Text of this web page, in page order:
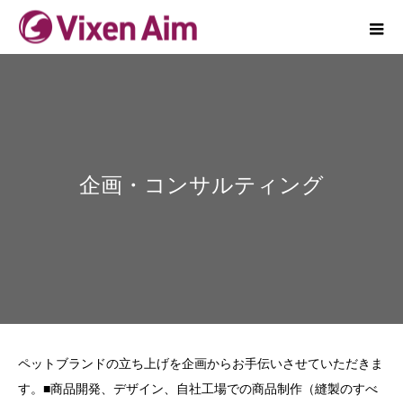
企画・コンサルティング
ペットブランドの立ち上げを企画からお手伝いさせていただきま
す。■商品開発、デザイン、自社工場での商品制作（縫製のすべ